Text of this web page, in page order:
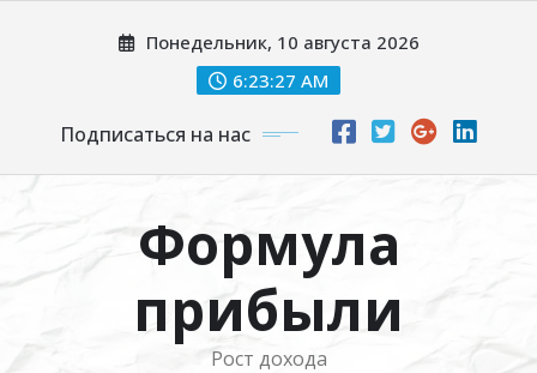
Понедельник, 10 августа 2026
6:23:28 AM
Подписаться на нас
Формула
прибыли
Рост дохода